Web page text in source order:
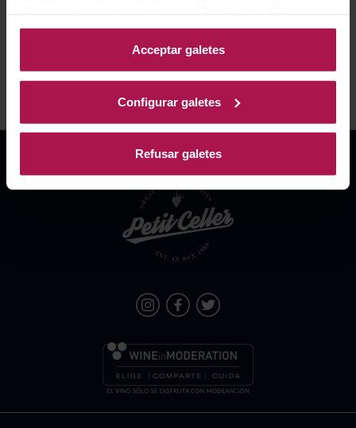
Acceptar galetes
Configurar galetes
Refusar galetes
AFEGIR